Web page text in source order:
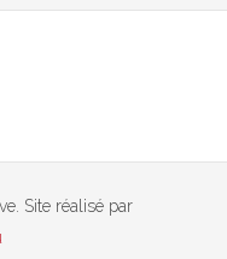
Site réalisé par